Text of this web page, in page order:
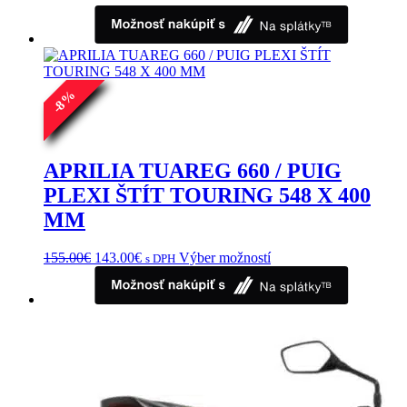
-
8
%
APRILIA TUAREG 660 / PUIG
PLEXI ŠTÍT TOURING 548 X 400
MM
155.00€ Pôvodná
cena
bola:
155.00€.
143.00€Aktuálna
je:
143.00€.
s DPH Výber možnostíTento
má
viacero
Možnosti
môžete